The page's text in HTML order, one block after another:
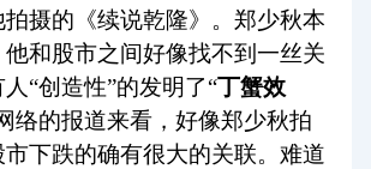
摄的《续说乾隆》。郑少秋本
和股市之间好像找不到一丝关
“创造性”的发明了“丁蟹效
络的报道来看，好像郑少秋拍
下跌的确有很大的关联。难道